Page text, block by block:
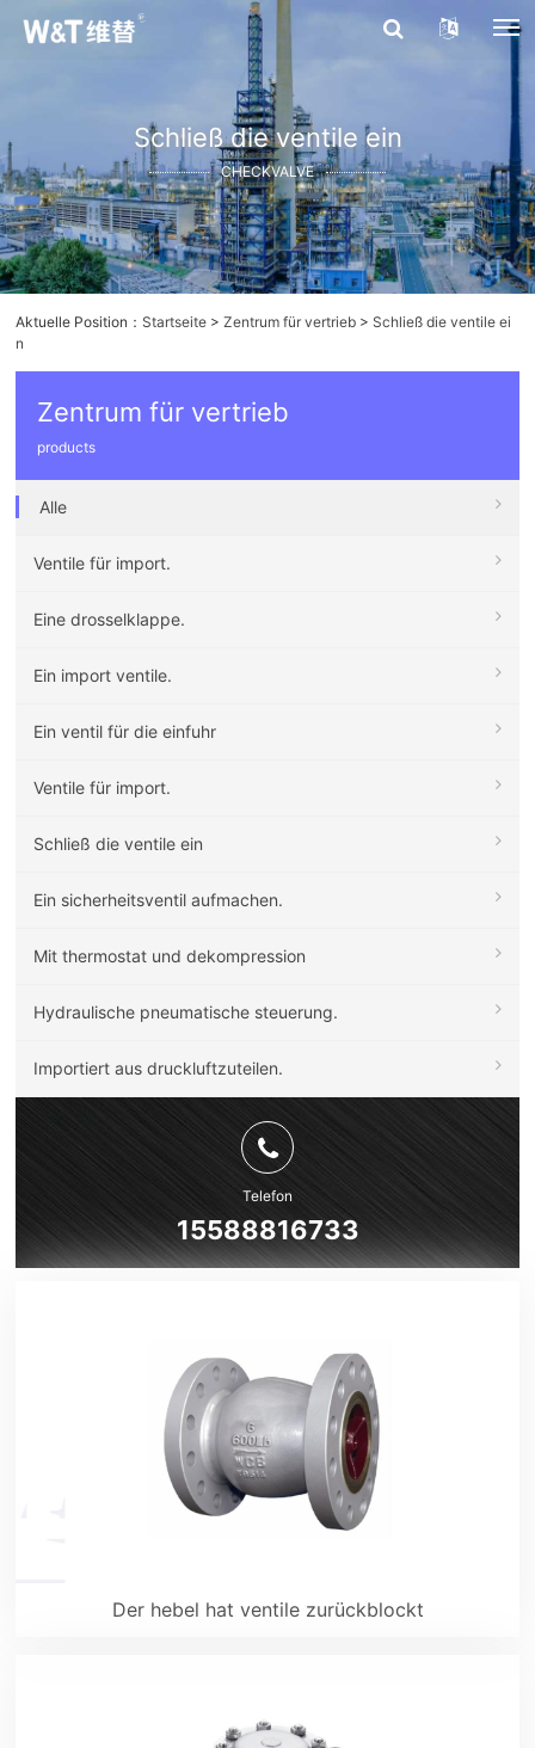
Schließ die ventile ein
CHECKVALVE
Aktuelle Position： Startseite >Zentrum für vertrieb > Schließ die ventile ei
n
Zentrum für vertrieb
products
Alle
Ventile für import.
Eine drosselklappe.
Ein import ventile.
Ein ventil für die einfuhr
Ventile für import.
Schließ die ventile ein
Ein sicherheitsventil aufmachen.
Mit thermostat und dekompression
Hydraulische pneumatische steuerung.
Importiert aus druckluftzuteilen.
Telefon
15588816733
Der hebel hat ventile zurückblockt